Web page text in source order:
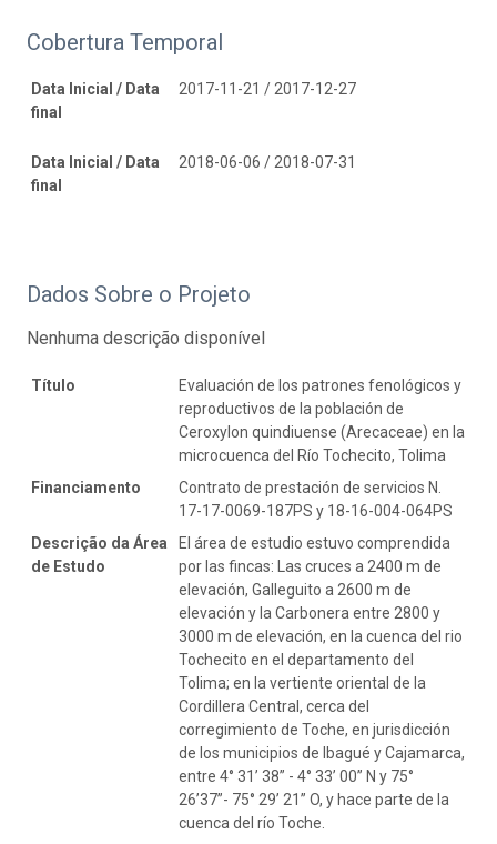
Cobertura Temporal
Data Inicial / Data
final
2017-11-21 / 2017-12-27
Data Inicial / Data
final
2018-06-06 / 2018-07-31
Dados Sobre o Projeto
Nenhuma descrição disponível
Título
Evaluación de los patrones fenológicos y
reproductivos de la población de
Ceroxylon quindiuense (Arecaceae) en la
microcuenca del Río Tochecito, Tolima
Financiamento
Contrato de prestación de servicios N.
17-17-0069-187PS y 18-16-004-064PS
Descrição da Área
de Estudo
El área de estudio estuvo comprendida
por las fincas: Las cruces a 2400 m de
elevación, Galleguito a 2600 m de
elevación y la Carbonera entre 2800 y
3000 m de elevación, en la cuenca del rio
Tochecito en el departamento del
Tolima; en la vertiente oriental de la
Cordillera Central, cerca del
corregimiento de Toche, en jurisdicción
de los municipios de Ibagué y Cajamarca,
entre 4° 31’ 38” - 4° 33’ 00” N y 75°
26’37”- 75° 29’ 21” O, y hace parte de la
cuenca del río Toche.